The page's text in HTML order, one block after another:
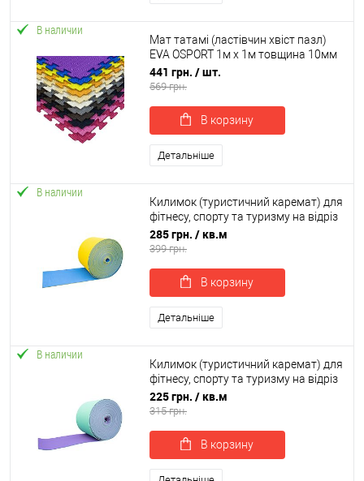
В наличии
Мат татамі (ластівчин хвіст пазл)
EVA OSPORT 1м х 1м товщина 10мм
(OF-0230)
441 грн. / шт.
569 грн.
В корзину
Детальніше
В наличии
Килимок (туристичний каремат) для
фітнесу, спорту та туризму на відріз
двошаровий OSPORT Lite 10мм (OF-
0218)
285 грн. / кв.м
399 грн.
В корзину
Детальніше
В наличии
Килимок (туристичний каремат) для
фітнесу, спорту та туризму на відріз
двошаровий OSPORT Lite 8мм (OF-
0219)
225 грн. / кв.м
315 грн.
В корзину